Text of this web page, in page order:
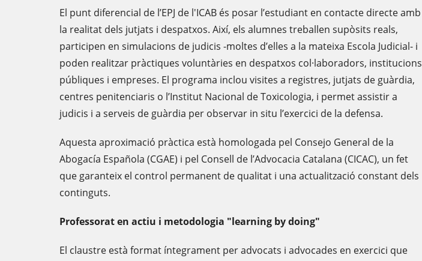
El punt diferencial de l’EPJ de l'ICAB és posar l’estudiant en contacte directe amb
la realitat dels jutjats i despatxos. Així, els alumnes treballen supòsits reals,
participen en simulacions de judicis -moltes d’elles a la mateixa Escola Judicial- i
poden realitzar pràctiques voluntàries en despatxos col·laboradors, institucions
públiques i empreses. El programa inclou visites a registres, jutjats de guàrdia,
centres penitenciaris o l’Institut Nacional de Toxicologia, i permet assistir a
judicis i a serveis de guàrdia per observar in situ l’exercici de la defensa.
Aquesta aproximació pràctica està homologada pel Consejo General de la
Abogacía Española (CGAE) i pel Consell de l’Advocacia Catalana (CICAC), un fet
que garanteix el control permanent de qualitat i una actualització constant dels
continguts.
Professorat en actiu i metodologia "learning by doing"
El claustre està format íntegrament per advocats i advocades en exercici que